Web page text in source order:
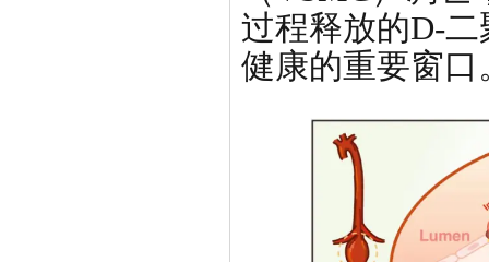
过程释放的D-
健康的重要窗口